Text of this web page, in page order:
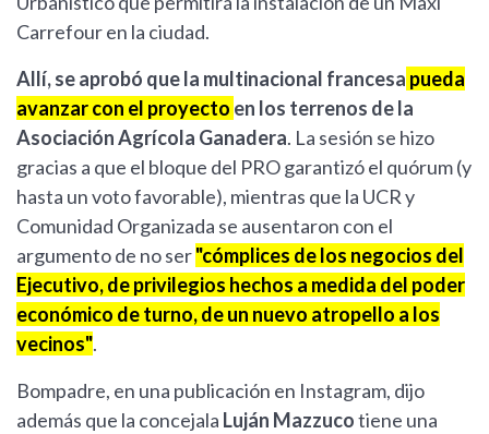
Carrefour en la ciudad.
Allí, se aprobó que la multinacional francesa pueda
avanzar con el proyecto en los terrenos de la
Asociación Agrícola Ganadera. La sesión se hizo
gracias a que el bloque del PRO garantizó el quórum (y
hasta un voto favorable), mientras que la UCR y
Comunidad Organizada se ausentaron con el
argumento de no ser"cómplices de los negocios del
Ejecutivo, de privilegios hechos a medida del poder
económico de turno, de un nuevo atropello a los
vecinos".
Bompadre, en una publicación en Instagram, dijo
además que la concejala Luján Mazzucotiene una